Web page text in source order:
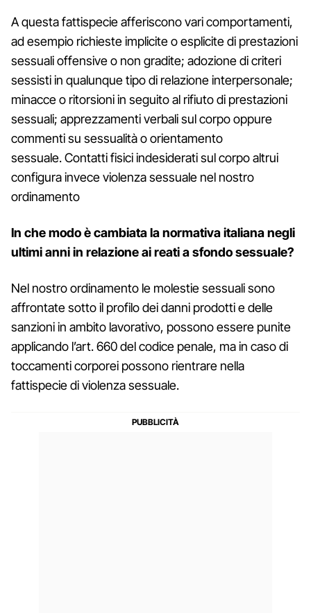
A questa fattispecie afferiscono vari comportamenti,
ad esempio richieste implicite o esplicite di prestazioni
sessuali offensive o non gradite; adozione di criteri
sessisti in qualunque tipo di relazione interpersonale;
minacce o ritorsioni in seguito al rifiuto di prestazioni
sessuali; apprezzamenti verbali sul corpo oppure
commenti su sessualità o orientamento
sessuale. Contatti fisici indesiderati sul corpo altrui
configura invece violenza sessuale nel nostro
ordinamento
In che modo è cambiata la normativa italiana negli
ultimi anni in relazione ai reati a sfondo sessuale?
Nel nostro ordinamento le molestie sessuali sono
affrontate sotto il profilo dei danni prodotti e delle
sanzioni in ambito lavorativo, possono essere punite
applicando l’art. 660 del codice penale, ma in caso di
toccamenti corporei possono rientrare nella
fattispecie di violenza sessuale.